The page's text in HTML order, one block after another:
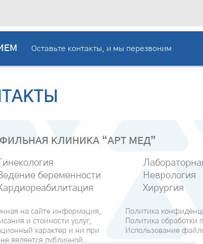
Оставьте контакты, и мы перезвоним
КЛИНИКА “АРТ МЕД”
Гинекология
беременности
Неврология
Хирургия
на сайте информация,
и стоимости услуг,
характер и ни при
является публичной
Политика
Политика обработки
Использование